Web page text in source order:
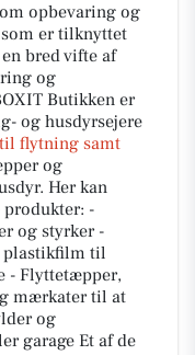
opbevaring og
er tilknyttet
bred vifte af
og
Butikken er
og husdyrsejere
flytning samt
og
Her kan
produkter: -
og styrker -
plastikfilm til
- Flyttetæpper,
mærkater til at
og
garage Et af de